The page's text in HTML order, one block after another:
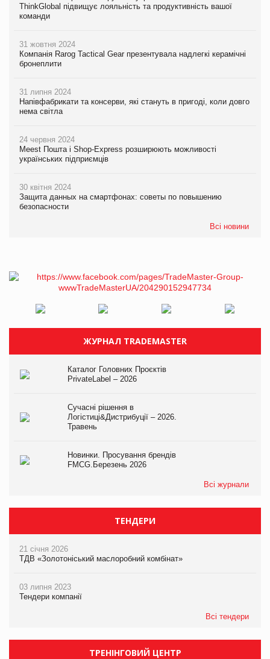
ThinkGlobal підвищує лояльність та продуктивність вашої
команди
31 жовтня 2024
Компанія Rarog Tactical Gear презентувала надлегкі керамічні
бронеплити
31 липня 2024
Напівфабрикати та консерви, які стануть в пригоді, коли довго
нема світла
24 червня 2024
Meest Пошта і Shop-Express розширюють можливості
українських підприємців
30 квітня 2024
Защита данных на смартфонах: советы по повышению
безопасности
Всі новини
ЖУРНАЛ TRADEMASTER
Каталог Головних Проєктів
PrivateLabel – 2026
Сучасні рішення в
Логістиці&Дистрибуції – 2026.
Травень
Новинки. Просування брендів
FMCG.Березень 2026
Всі журнали
ТЕНДЕРИ
21 січня 2026
ТДВ «Золотоніський маслоробний комбінат»
03 липня 2023
Тендери компанії
Всі тендери
ТРЕНІНГОВИЙ ЦЕНТР